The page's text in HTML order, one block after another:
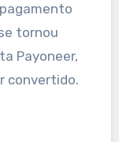
tornou
Payoneer,
convertido.